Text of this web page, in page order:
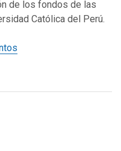
de los fondos de las
Católica del Perú.